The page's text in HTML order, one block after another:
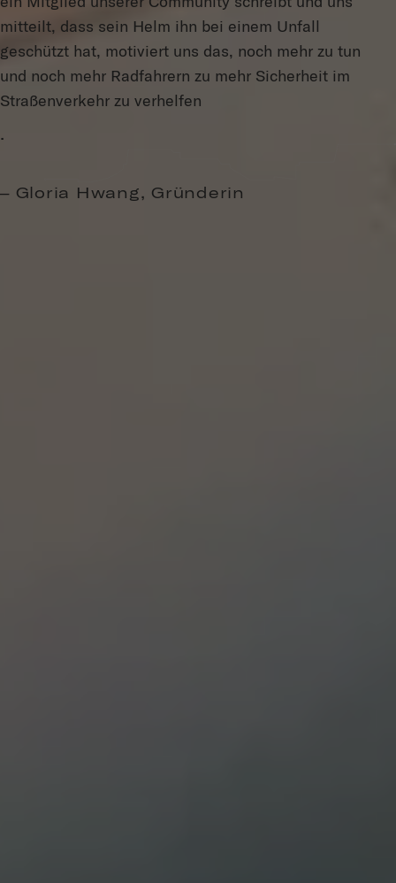
mitteilt, dass sein Helm ihn bei einem Unfall
geschützt hat, motiviert uns das, noch mehr zu tun
und noch mehr Radfahrern zu mehr Sicherheit im
Straßenverkehr zu verhelfen
.
– Gloria Hwang, Gründerin